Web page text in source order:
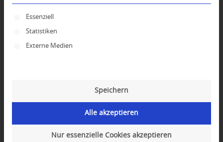
Dein Kommentar
An Diskussion beteiligen?
Hinterlassen Sie uns Ihren Kommentar!
Es folgt eine Liste der Service-Gruppen, für die
Essenziell
Statistiken
Externe Medien
Speichern
Alle akzeptieren
Nur essenzielle Cookies akzeptieren